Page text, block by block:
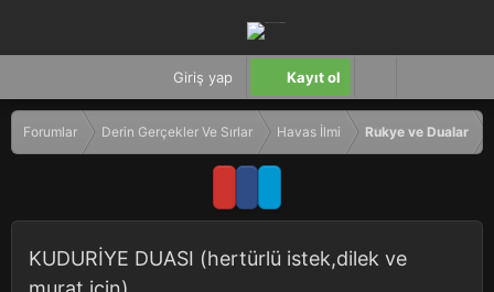
Giriş yap Kayıt ol
Forumlar Derin Gerçekler Ve Sırlar Havas İlmi Rukye ve Dualar
KUDURİYE DUASI (hertürlü istek,dilek ve